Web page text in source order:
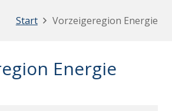
Start Vorzeigeregion Energie
Energie